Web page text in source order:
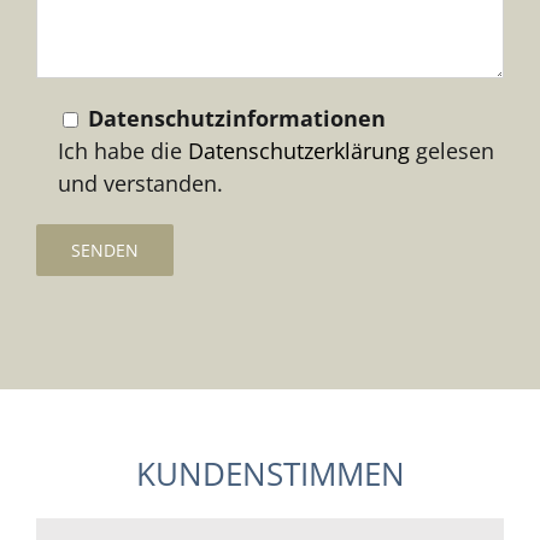
Datenschutzinformationen
Ich habe die Datenschutzerklärung gelesen
und verstanden.
KUNDENSTIMMEN